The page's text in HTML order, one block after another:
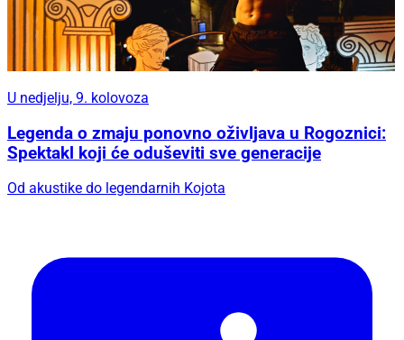
U nedjelju, 9. kolovoza
Legenda o zmaju ponovno oživljava u Rogoznici:
Spektakl koji će oduševiti sve generacije
Od akustike do legendarnih Kojota